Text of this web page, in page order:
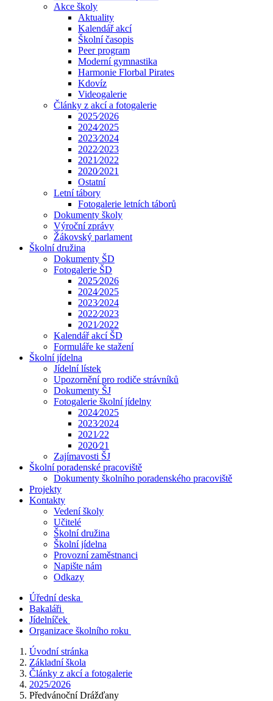
Akce školy
Aktuality
Kalendář akcí
Školní časopis
Peer program
Moderní gymnastika
Harmonie Florbal Pirates
Kdovíz
Videogalerie
Články z akcí a fotogalerie
2025⁄2026
2024⁄2025
2023⁄2024
2022⁄2023
2021⁄2022
2020⁄2021
Ostatní
Letní tábory
Fotogalerie letních táborů
Dokumenty školy
Výroční zprávy
Žákovský parlament
Školní družina
Dokumenty ŠD
Fotogalerie ŠD
2025⁄2026
2024⁄2025
2023⁄2024
2022⁄2023
2021⁄2022
Kalendář akcí ŠD
Formuláře ke stažení
Školní jídelna
Jídelní lístek
Upozornění pro rodiče strávníků
Dokumenty ŠJ
Fotogalerie školní jídelny
2024⁄2025
2023⁄2024
2021⁄22
2020⁄21
Zajímavosti ŠJ
Školní poradenské pracoviště
Dokumenty školního poradenského pracoviště
Projekty
Kontakty
Vedení školy
Učitelé
Školní družina
Školní jídelna
Provozní zaměstnanci
Napište nám
Odkazy
Úřední deska
Bakaláři
Jídelníček
Organizace školního roku
Úvodní stránka
Základní škola
Články z akcí a fotogalerie
2025/2026
Předvánoční Drážďany